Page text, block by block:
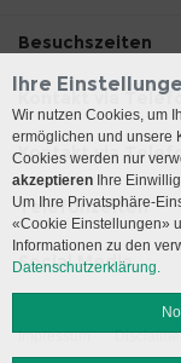
Besuchszeiten
Kontakt via
Kontakt via
Telefonzeiten
Social Media
Impressum
Ihre
Wir nutzen Cookies, um
ermöglichen und unsere
Cookies werden nur
akzeptieren Ihre
Um Ihre Privatsphäre-
«Cookie Einstellungen»
Informationen zu den
Datenschutzerklärung.